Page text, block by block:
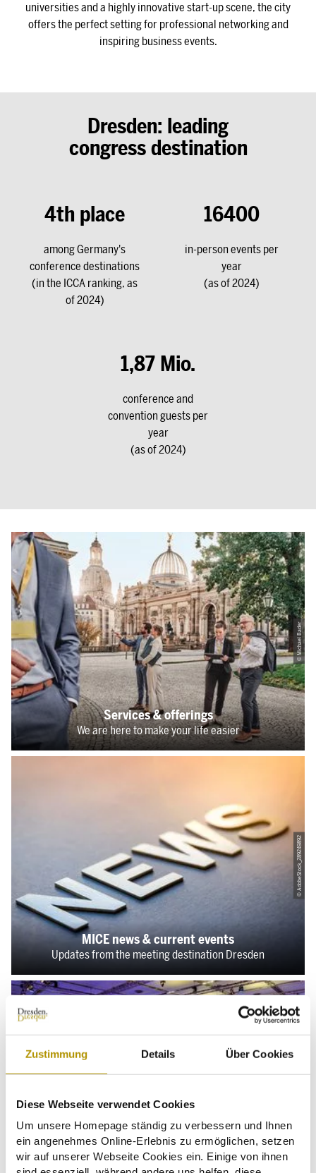
Zustimmung Details Über Cookies
Diese Webseite verwendet Cookies
Um unsere Homepage ständig zu verbessern und Ihnen
ein angenehmes Online-Erlebnis zu ermöglichen, setzen
wir auf unserer Webseite Cookies ein. Einige von ihnen
universities and a highly innovative start-up scene, the city
offers the perfect setting for professional networking and
inspiring business events.
Dresden: leading
congress destination
4th place
among Germany's
conference destinations
(in the ICCA ranking, as
of 2024)
16400
in-person events per
year
(as of 2024)
1,87 Mio.
conference and
convention guests per
year
(as of 2024)
Services & offerings
We are here to make your life easier
© Michael Bader
MICE news & current events
Updates from the meeting destination Dresden
© AdobeStock_289249892
Venue finder
© Michael Schmidt